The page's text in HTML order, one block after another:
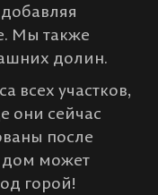
Мы также
долин.
всех участков,
они сейчас
после
может
горой!